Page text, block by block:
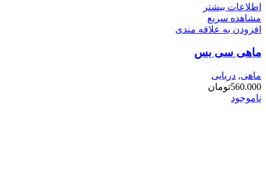
اطلاعات بیشتر
مشاهده سریع
افزودن به علاقه مندی
ماهی سی بس
ماهی, دریایی
560.000تومان
ناموجود